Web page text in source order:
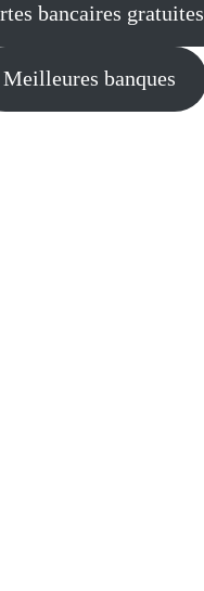
bancaires gratuites
Meilleures banques